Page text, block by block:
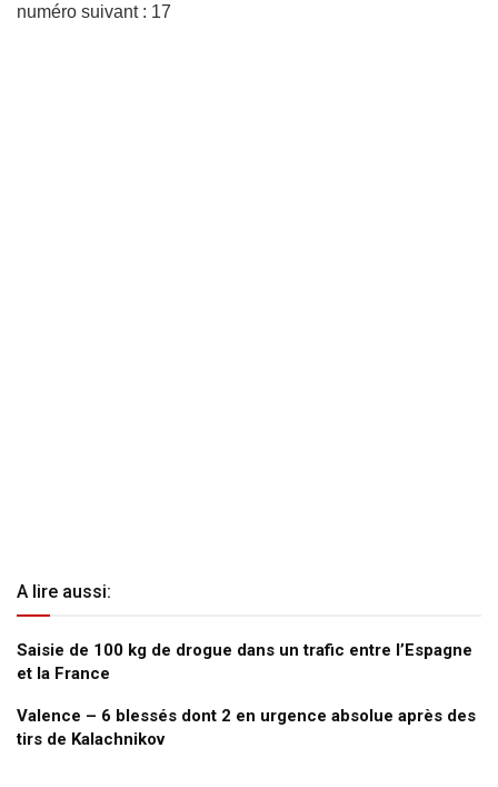
numéro suivant : 17
A lire aussi:
Saisie de 100 kg de drogue dans un trafic entre l’Espagne
et la France
Valence – 6 blessés dont 2 en urgence absolue après des
tirs de Kalachnikov